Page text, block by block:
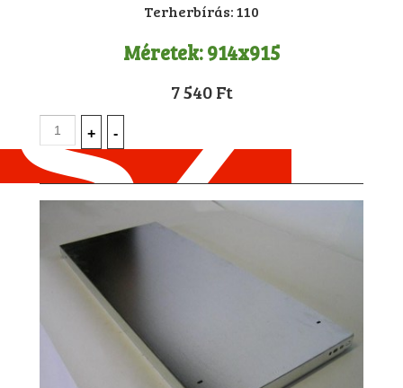
Terherbírás:110
Méretek:914x915
7 540 Ft